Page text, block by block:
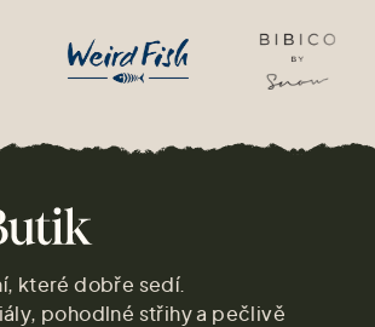
které dobře sedí.
pohodlné střihy a pečlivě